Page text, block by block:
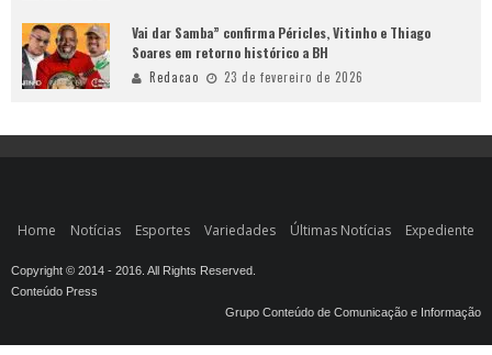
Vai dar Samba” confirma Péricles, Vitinho e Thiago
Soares em retorno histórico a BH
Redacao 23 de fevereiro de 2026
Home Notícias Esportes Variedades Últimas Notícias Expediente
Copyright © 2014 - 2016. All Rights Reserved.
Conteúdo Press
Grupo Conteúdo de Comunicação e Informação